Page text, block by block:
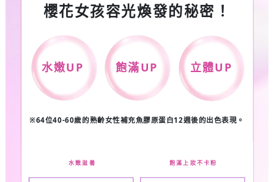
櫻花女孩容光煥發的秘密！
水嫩UP 飽滿UP 立體UP
※64位40-60歲的熟齡女性補充魚膠原蛋白12週後的出色表現。
水嫩滋養 飽滿上妝不卡粉